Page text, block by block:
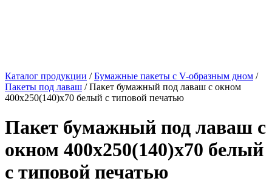
Каталог продукции /Бумажные пакеты с V-образным дном /
Пакеты под лаваш / Пакет бумажный под лаваш с окном
400х250(140)х70 белый с типовой печатью
Пакет бумажный под лаваш с
окном 400х250(140)х70 белый
с типовой печатью